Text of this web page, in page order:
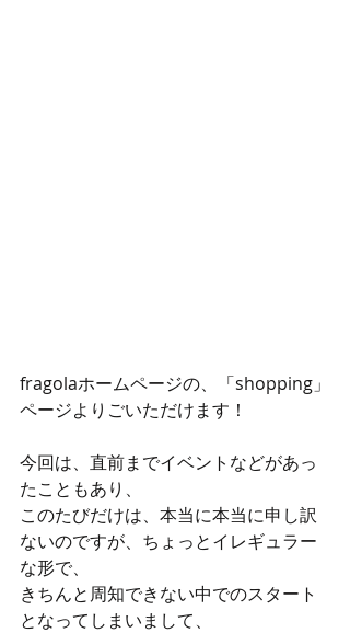
fragolaホームページの、「shopping」
ページよりごいただけます！
今回は、直前までイベントなどがあっ
たこともあり、
このたびだけは、本当に本当に申し訳
ないのですが、ちょっとイレギュラー
な形で、
きちんと周知できない中でのスタート
となってしまいまして、